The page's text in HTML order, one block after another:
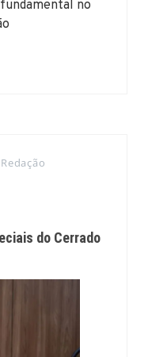
no
Redação
do Cerrado